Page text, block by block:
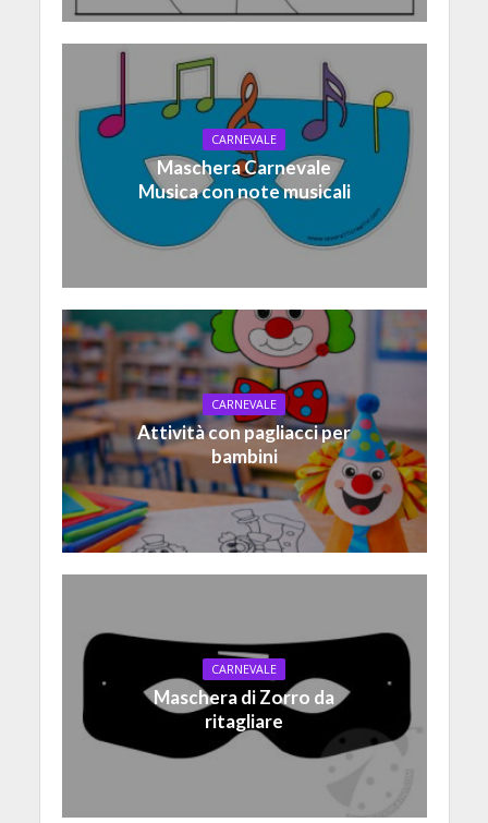
CARNEVALE
Maschera Carnevale
Musica con note musicali
CARNEVALE
Attività con pagliacci per
bambini
CARNEVALE
Maschera di Zorro da
ritagliare